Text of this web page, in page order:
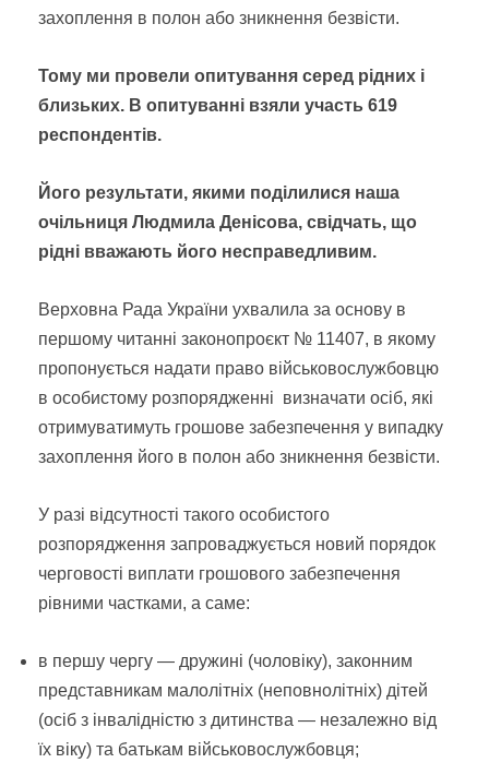
захоплення в полон або зникнення безвісти.
Тому ми провели опитування серед рідних і
близьких. В опитуванні взяли участь 619
респондентів.
Його результати, якими поділилися наша
очільниця Людмила Денісова, свідчать, що
рідні вважають його несправедливим.
Верховна Рада України ухвалила за основу в
першому читанні законопроєкт № 11407, в якому
пропонується надати право військовослужбовцю
в особистому розпорядженні визначати осіб, які
отримуватимуть грошове забезпечення у випадку
захоплення його в полон або зникнення безвісти.
У разі відсутності такого особистого
розпорядження запроваджується новий порядок
черговості виплати грошового забезпечення
рівними частками, а саме:
в першу чергу — дружині (чоловіку), законним
представникам малолітніх (неповнолітніх) дітей
(осіб з інвалідністю з дитинства — незалежно від
їх віку) та батькам військовослужбовця;